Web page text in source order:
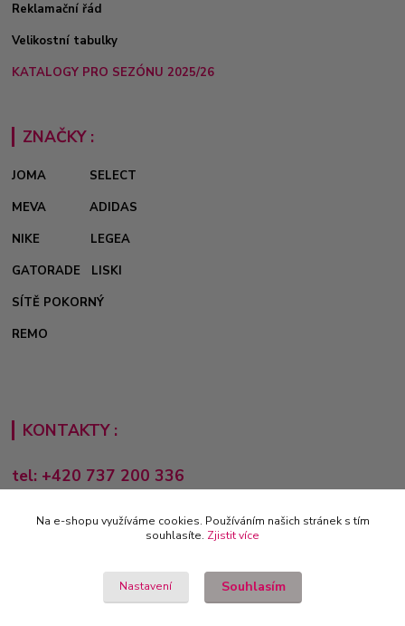
Reklamační řád
Velikostní tabulky
KATALOGY PRO SEZÓNU 2025/26
ZNAČKY :
JOMA
SELECT
MEVA
ADIDAS
NIKE
LEGEA
GATORADE
LISKI
SÍTĚ POKORNÝ
REMO
KONTAKTY :
tel: +420 737 200 336
Pondělí-Pátek: 8 - 17 hodin
obchod@e-sporting.cz
Na e-shopu využíváme cookies. Používáním našich stránek s tím
souhlasíte. Zjistit více
Nastavení Souhlasím